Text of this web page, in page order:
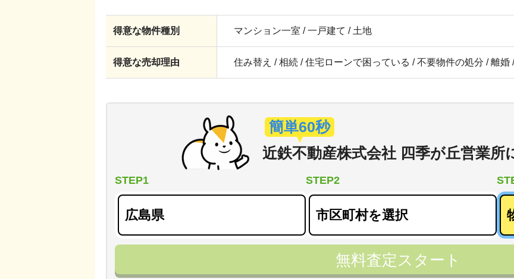
得意な物件種別 マンション一室 / 一戸建て / 土地
得意な売却理由 住み替え / 相続 / 住宅ローンで困っている / 不要物件の処分 / 離婚
簡単60秒
近鉄不動産株式会社 四季が丘営業所
STEP1 STEP2
無料査定スタート